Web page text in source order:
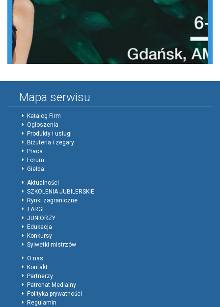
Mapa serwisu
Katalog Firm
Ogłoszenia
Produkty i usługi
Biżuteria i zegary
Praca
Forum
Giełda
Aktualności
SZKOLENIA JUBILERSKIE
Rynki zagraniczne
TARGI
JUNIORZY
Edukacja
Konkursy
Sylwetki mistrzów
O nas
Kontakt
Partnerzy
Patronat Medialny
Polityka prywatności
Regulamin